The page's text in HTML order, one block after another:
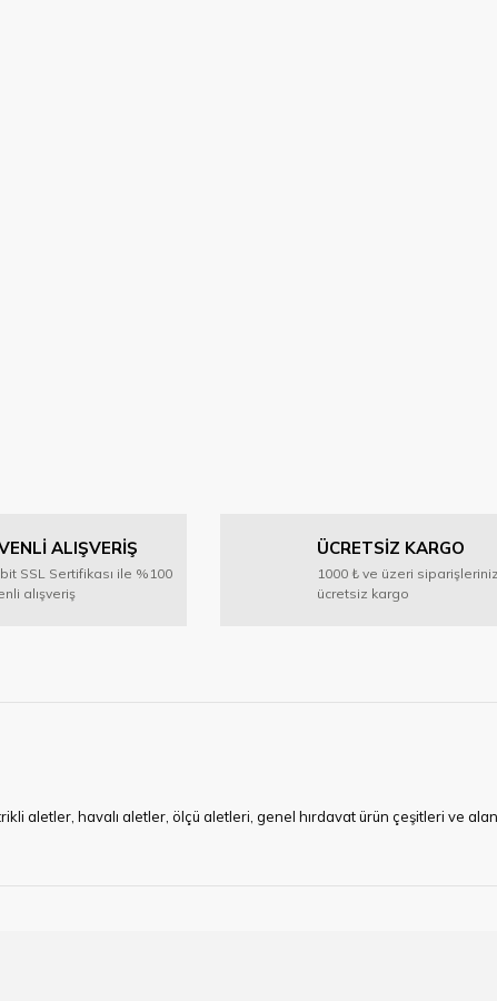
ALIŞVERİŞ
SSL Sertifikası ile %100
alışveriş
ÜCRETSİZ KARGO
1000 ₺ ve üzeri
ücretsiz kargo
aletler, havalı aletler, ölçü aletleri, genel hırdavat ürün çeşitleri ve
çektirme, kablo makası, pürmüz, lazerli mesafe ölçme.